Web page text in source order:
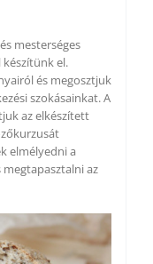
mesterséges
el.
és megosztjuk
szokásainkat. A
az elkészített
elmélyedni a
az